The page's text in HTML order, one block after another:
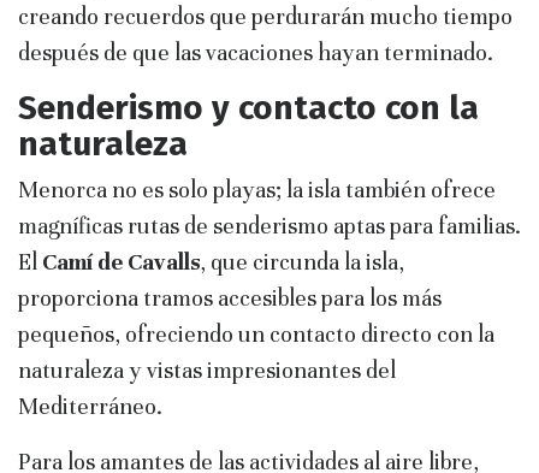
creando recuerdos que perdurarán mucho tiempo
después de que las vacaciones hayan terminado.
Senderismo y contacto con la
naturaleza
Menorca no es solo playas; la isla también ofrece
magníficas rutas de senderismo aptas para familias.
El Camí de Cavalls, que circunda la isla,
proporciona tramos accesibles para los más
pequeños, ofreciendo un contacto directo con la
naturaleza y vistas impresionantes del
Mediterráneo.
Para los amantes de las actividades al aire libre,